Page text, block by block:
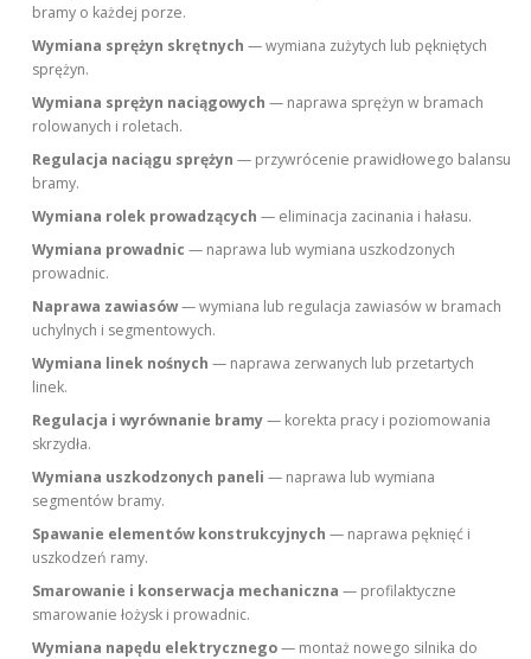
bramy o każdej porze.
Wymiana sprężyn skrętnych — wymiana zużytych lub pękniętych
sprężyn.
Wymiana sprężyn naciągowych — naprawa sprężyn w bramach
rolowanych i roletach.
Regulacja naciągu sprężyn — przywrócenie prawidłowego balansu
bramy.
Wymiana rolek prowadzących — eliminacja zacinania i hałasu.
Wymiana prowadnic — naprawa lub wymiana uszkodzonych
prowadnic.
Naprawa zawiasów— wymiana lub regulacja zawiasów w bramach
uchylnych i segmentowych.
Wymiana linek nośnych — naprawa zerwanych lub przetartych
linek.
Regulacja i wyrównanie bramy— korekta pracy i poziomowania
skrzydła.
Wymiana uszkodzonych paneli — naprawa lub wymiana
segmentów bramy.
Spawanie elementów konstrukcyjnych — naprawa pęknięć i
uszkodzeń ramy.
Smarowanie i konserwacja mechaniczna — profilaktyczne
smarowanie łożysk i prowadnic.
Wymiana napędu elektrycznego— montaż nowego silnika do